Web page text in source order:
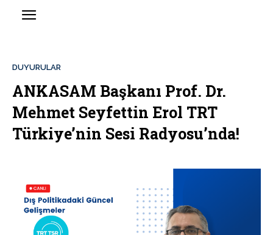
DUYURULAR
ANKASAM Başkanı Prof. Dr.
Mehmet Seyfettin Erol TRT
Türkiye’nin Sesi Radyosu’nda!